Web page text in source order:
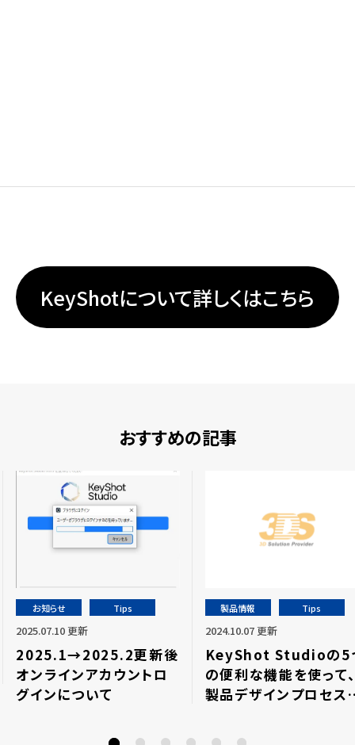
KeyShotについて詳しくはこちら
おすすめの記事
お知らせ Tips
2025.07.10 更新
2025.1→2025.2更新後
オンラインアカウントロ
グインについて
製品情報 Tips
2024.10.07 更新
KeyShot Studioの5
の便利な機能を使って
製品デザインプロセス
う